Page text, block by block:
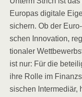
Euro­pas digi­ta­le
sichern. Ob der
schen Inno­va­ti­on,
tio­na­ler
ist nur: Für die
ihre Rol­le im
si­schen Inter­me­di­är,